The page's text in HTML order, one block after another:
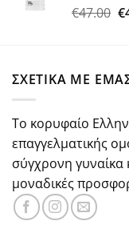
€47.00 €
ΣΧΕΤΙΚΑ ΜΕ
Το κορυφαίο
επαγγελματικής
σύγχρονη
μοναδικές